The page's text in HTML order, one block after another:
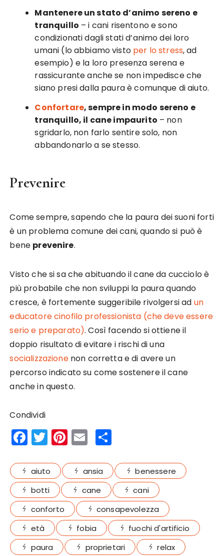
Mantenere un stato d’animo sereno e
tranquillo – i cani risentono e sono
condizionati dagli stati d’animo dei loro
umani (lo abbiamo visto per lo stress, ad
esempio) e la loro presenza serena e
rassicurante anche se non impedisce che
siano presi dalla paura è comunque di aiuto.
Confortare, sempre in modo sereno e
tranquillo, il cane impaurito – non
sgridarlo, non farlo sentire solo, non
abbandonarlo a se stesso.
Prevenire
Come sempre, sapendo che la paura dei suoni forti
è un problema comune dei cani, quando si può è
bene prevenire.
Visto che si sa che abituando il cane da cucciolo è
più probabile che non sviluppi la paura quando
cresce, è fortemente suggeribile rivolgersi ad un
educatore cinofilo professionista (che deve essere
serio e preparato). Così facendo si ottiene il
doppio risultato di evitare i rischi di una
socializzazionenon corretta e di avere un
percorso indicato su come sostenere il cane
anche in questo.
Condividi
F
c
e
b
o
o
k
T
it
te
r
Pi
te
re
st
E
ai
l
a
re
aiuto ansia
benessere
botti
cane
cani
conforto
consapevolezza
età
fobia
fuochi d'artificio
paura
proprietari relax